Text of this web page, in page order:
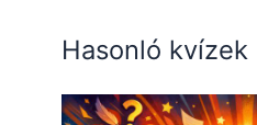
Hasonló kvízek